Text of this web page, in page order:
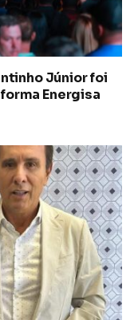
Júnior foi
Energisa